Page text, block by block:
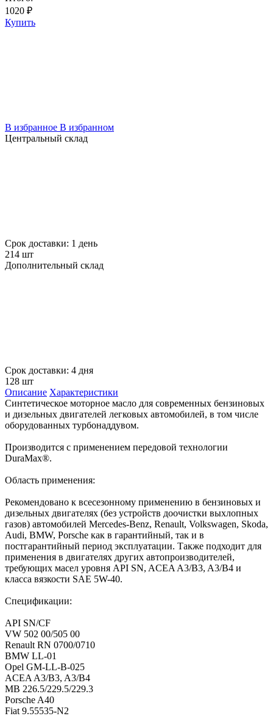
1020 ₽
Купить
В избранное В избранном
Центральный склад
Срок доставки: 1 день
214 шт
Дополнительный склад
Срок доставки: 4 дня
128 шт
Описание Характеристики
Синтетическое моторное масло для современных бензиновых
и дизельных двигателей легковых автомобилей, в том числе
оборудованных турбонаддувом.
Производится с применением передовой технологии
DuraMax®.
Область применения:
Рекомендовано к всесезонному применению в бензиновых и
дизельных двигателях (без устройств доочистки выхлопных
газов) автомобилей Mercedes-Benz, Renault, Volkswagen, Skoda,
Audi, BMW, Porsche как в гарантийный, так и в
постгарантийный период эксплуатации. Также подходит для
применения в двигателях других автопроизводителей,
требующих масел уровня API SN, ACEA A3/B3, A3/B4 и
класса вязкости SAE 5W-40.
Спецификации:
API SN/CF
VW 502 00/505 00
Renault RN 0700/0710
BMW LL-01
Opel GM-LL-B-025
ACEA A3/B3, A3/B4
MB 226.5/229.5/229.3
Porsche A40
Fiat 9.55535-N2